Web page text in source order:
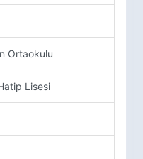
Ortaokulu
Lisesi